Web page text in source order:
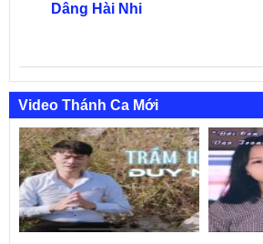
Dâng Hài Nhi
Video Thánh Ca Mới